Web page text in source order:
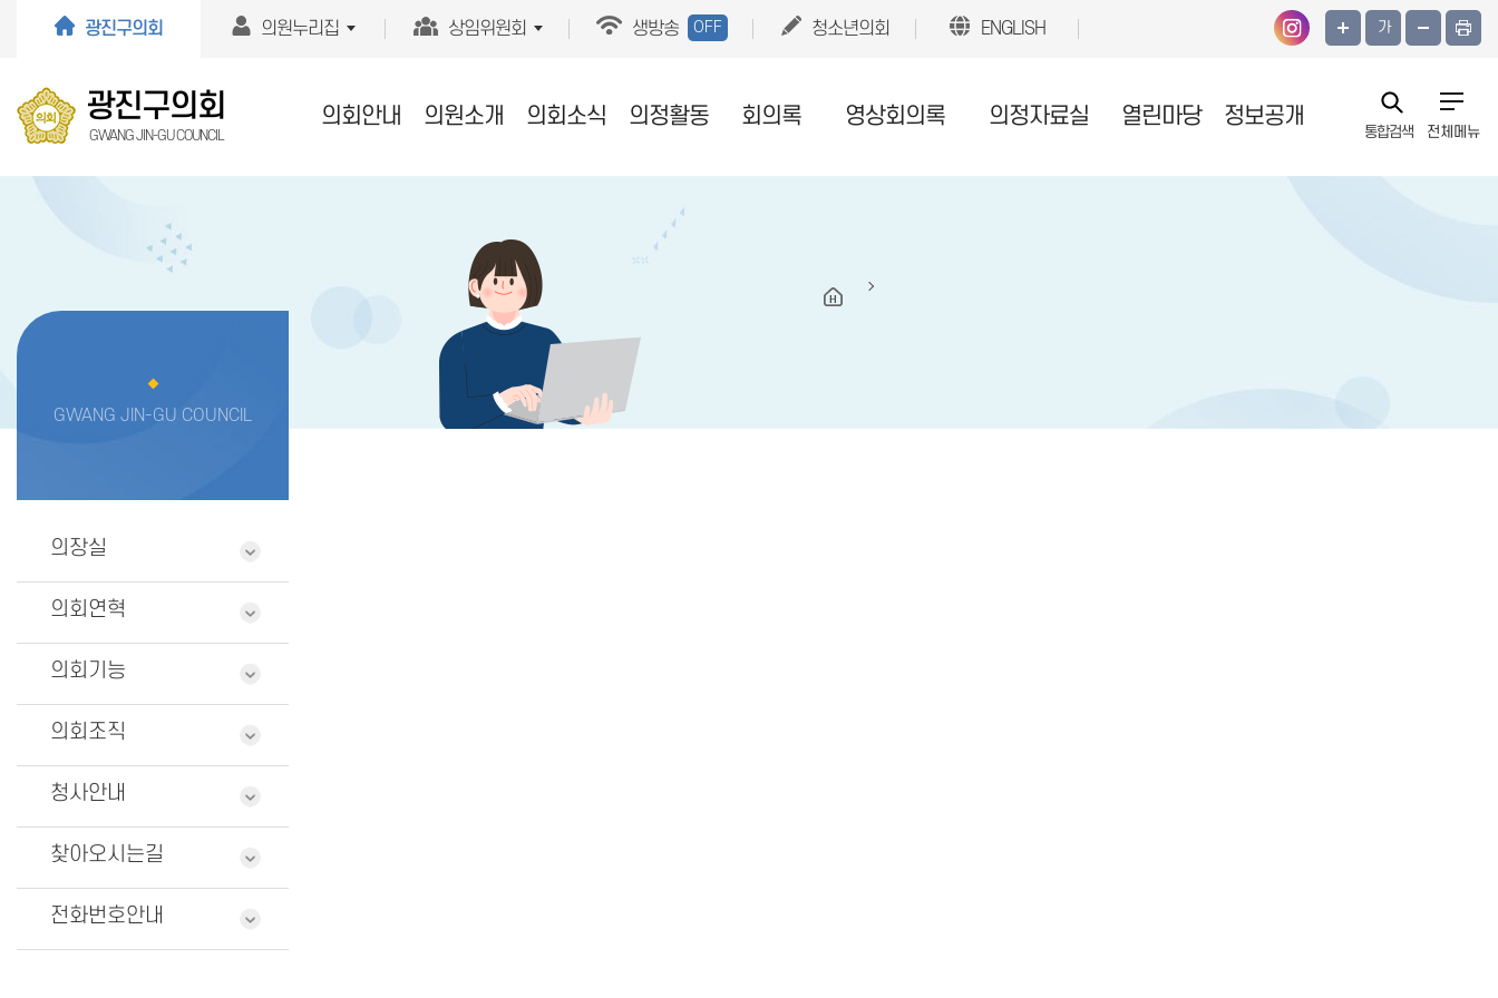
광진구의회
의원누리집 상임위원회 생방송 OFF 청소년의회 ENGLISH 가
광진구의회
GWANG JIN-GU COUNCIL
의회안내 의원소개 의회소식 의정활동 회의록 영상회의록 의정자료실 열린마당 정보공개
전체메뉴
통합검색
GWANG JIN-GU COUNCIL
의장실
의회연혁
의회기능
의회조직
청사안내
찾아오시는길
전화번호안내